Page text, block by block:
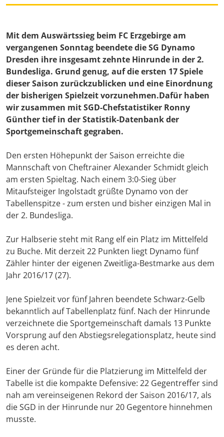
Mit dem Auswärtssieg beim FC Erzgebirge am
vergangenen Sonntag beendete die SG Dynamo
Dresden ihre insgesamt zehnte Hinrunde in der 2.
Bundesliga. Grund genug, auf die ersten 17 Spiele
dieser Saison zurückzublicken und eine Einordnung
der bisherigen Spielzeit vorzunehmen.Dafür haben
wir zusammen mit SGD-Chefstatistiker Ronny
Günther tief in der Statistik-Datenbank der
Sportgemeinschaft gegraben.
Den ersten Höhepunkt der Saison erreichte die
Mannschaft von Cheftrainer Alexander Schmidt gleich
am ersten Spieltag. Nach einem 3:0-Sieg über
Mitaufsteiger Ingolstadt grüßte Dynamo von der
Tabellenspitze - zum ersten und bisher einzigen Mal in
der 2. Bundesliga.
Zur Halbserie steht mit Rang elf ein Platz im Mittelfeld
zu Buche. Mit derzeit 22 Punkten liegt Dynamo fünf
Zähler hinter der eigenen Zweitliga-Bestmarke aus dem
Jahr 2016/17 (27).
Jene Spielzeit vor fünf Jahren beendete Schwarz-Gelb
bekanntlich auf Tabellenplatz fünf. Nach der Hinrunde
verzeichnete die Sportgemeinschaft damals 13 Punkte
Vorsprung auf den Abstiegsrelegationsplatz, heute sind
es deren acht.
Einer der Gründe für die Platzierung im Mittelfeld der
Tabelle ist die kompakte Defensive: 22 Gegentreffer sind
nah am vereinseigenen Rekord der Saison 2016/17, als
die SGD in der Hinrunde nur 20 Gegentore hinnehmen
musste.